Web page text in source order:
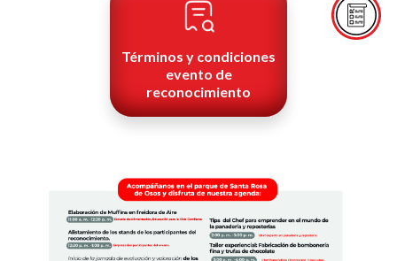
Términos y condiciones
evento de
reconocimiento